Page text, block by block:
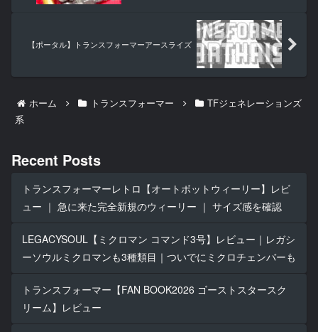
【ポータル】トランスフォーマーアースライズ
ホーム トランスフォーマー
TFジェネレーションズ
系
Recent Posts
トランスフォーマーレトロ【オートボットウィーリー】レビ
ュー ｜ 急に来た完全新規のウィーリー ｜ サイズ感を確認
LEGACYSOUL【ミクロマン コマンド3号】レビュー｜レガシ
ーソウルミクロマンも3種類目｜ついでにミクロチェンバーも
トランスフォーマー【FAN BOOK2026 ゴーストスタースク
リーム】レビュー